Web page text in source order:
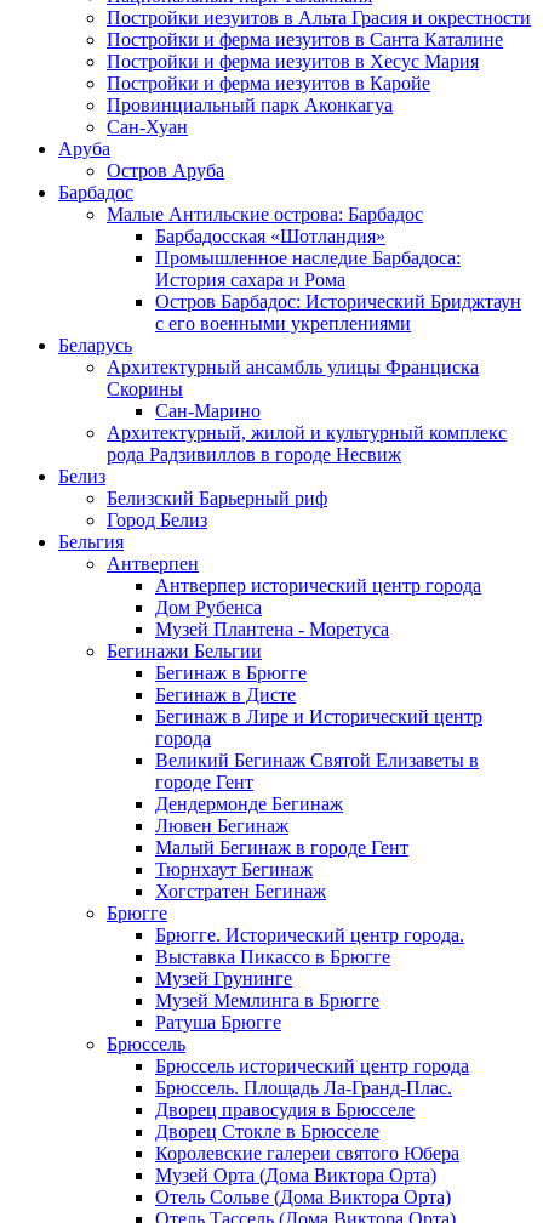
Постройки иезуитов в Альта Грасия и окрестности
Постройки и ферма иезуитов в Санта Каталине
Постройки и ферма иезуитов в Хесус Мария
Постройки и ферма иезуитов в Каройе
Провинциальный парк Аконкагуа
Сан-Хуан
Аруба
Остров Аруба
Барбадос
Малые Антильские острова: Барбадос
Барбадосская «Шотландия»
Промышленное наследие Барбадоса:
История сахара и Рома
Остров Барбадос: Исторический Бриджтаун
с его военными укреплениями
Беларусь
Архитектурный ансамбль улицы Франциска
Скорины
Сан-Марино
Архитектурный, жилой и культурный комплекс
рода Радзивиллов в городе Несвиж
Белиз
Белизский Барьерный риф
Город Белиз
Бельгия
Антверпен
Антверпер исторический центр города
Дом Рубенса
Музей Плантена - Моретуса
Бегинажи Бельгии
Бегинаж в Брюгге
Бегинаж в Дисте
Бегинаж в Лире и Исторический центр
города
Великий Бегинаж Святой Елизаветы в
городе Гент
Дендермонде Бегинаж
Лювен Бегинаж
Малый Бегинаж в городе Гент
Тюрнхаут Бегинаж
Хогстратен Бегинаж
Брюгге
Брюгге. Исторический центр города.
Выставка Пикассо в Брюгге
Музей Грунинге
Музей Мемлинга в Брюгге
Ратуша Брюгге
Брюссель
Брюссель исторический центр города
Брюссель. Площадь Ла-Гранд-Плас.
Дворец правосудия в Брюсселе
Дворец Стокле в Брюсселе
Королевские галереи святого Юбера
Музей Орта (Дома Виктора Орта)
Отель Сольве (Дома Виктора Орта)
Отель Тассель (Дома Виктора Орта)